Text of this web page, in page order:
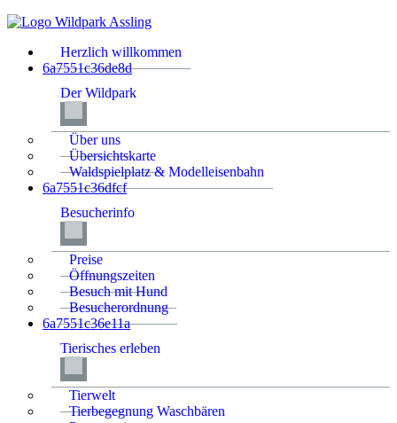
Herzlich willkommen
6a7551c36de8d
Der Wildpark
Über uns
Übersichtskarte
Waldspielplatz & Modelleisenbahn
6a7551c36dfcf
Besucherinfo
Preise
Öffnungszeiten
Besuch mit Hund
Besucherordnung
6a7551c36e11a
Tierisches erleben
Tierwelt
Tierbegegnung Waschbären